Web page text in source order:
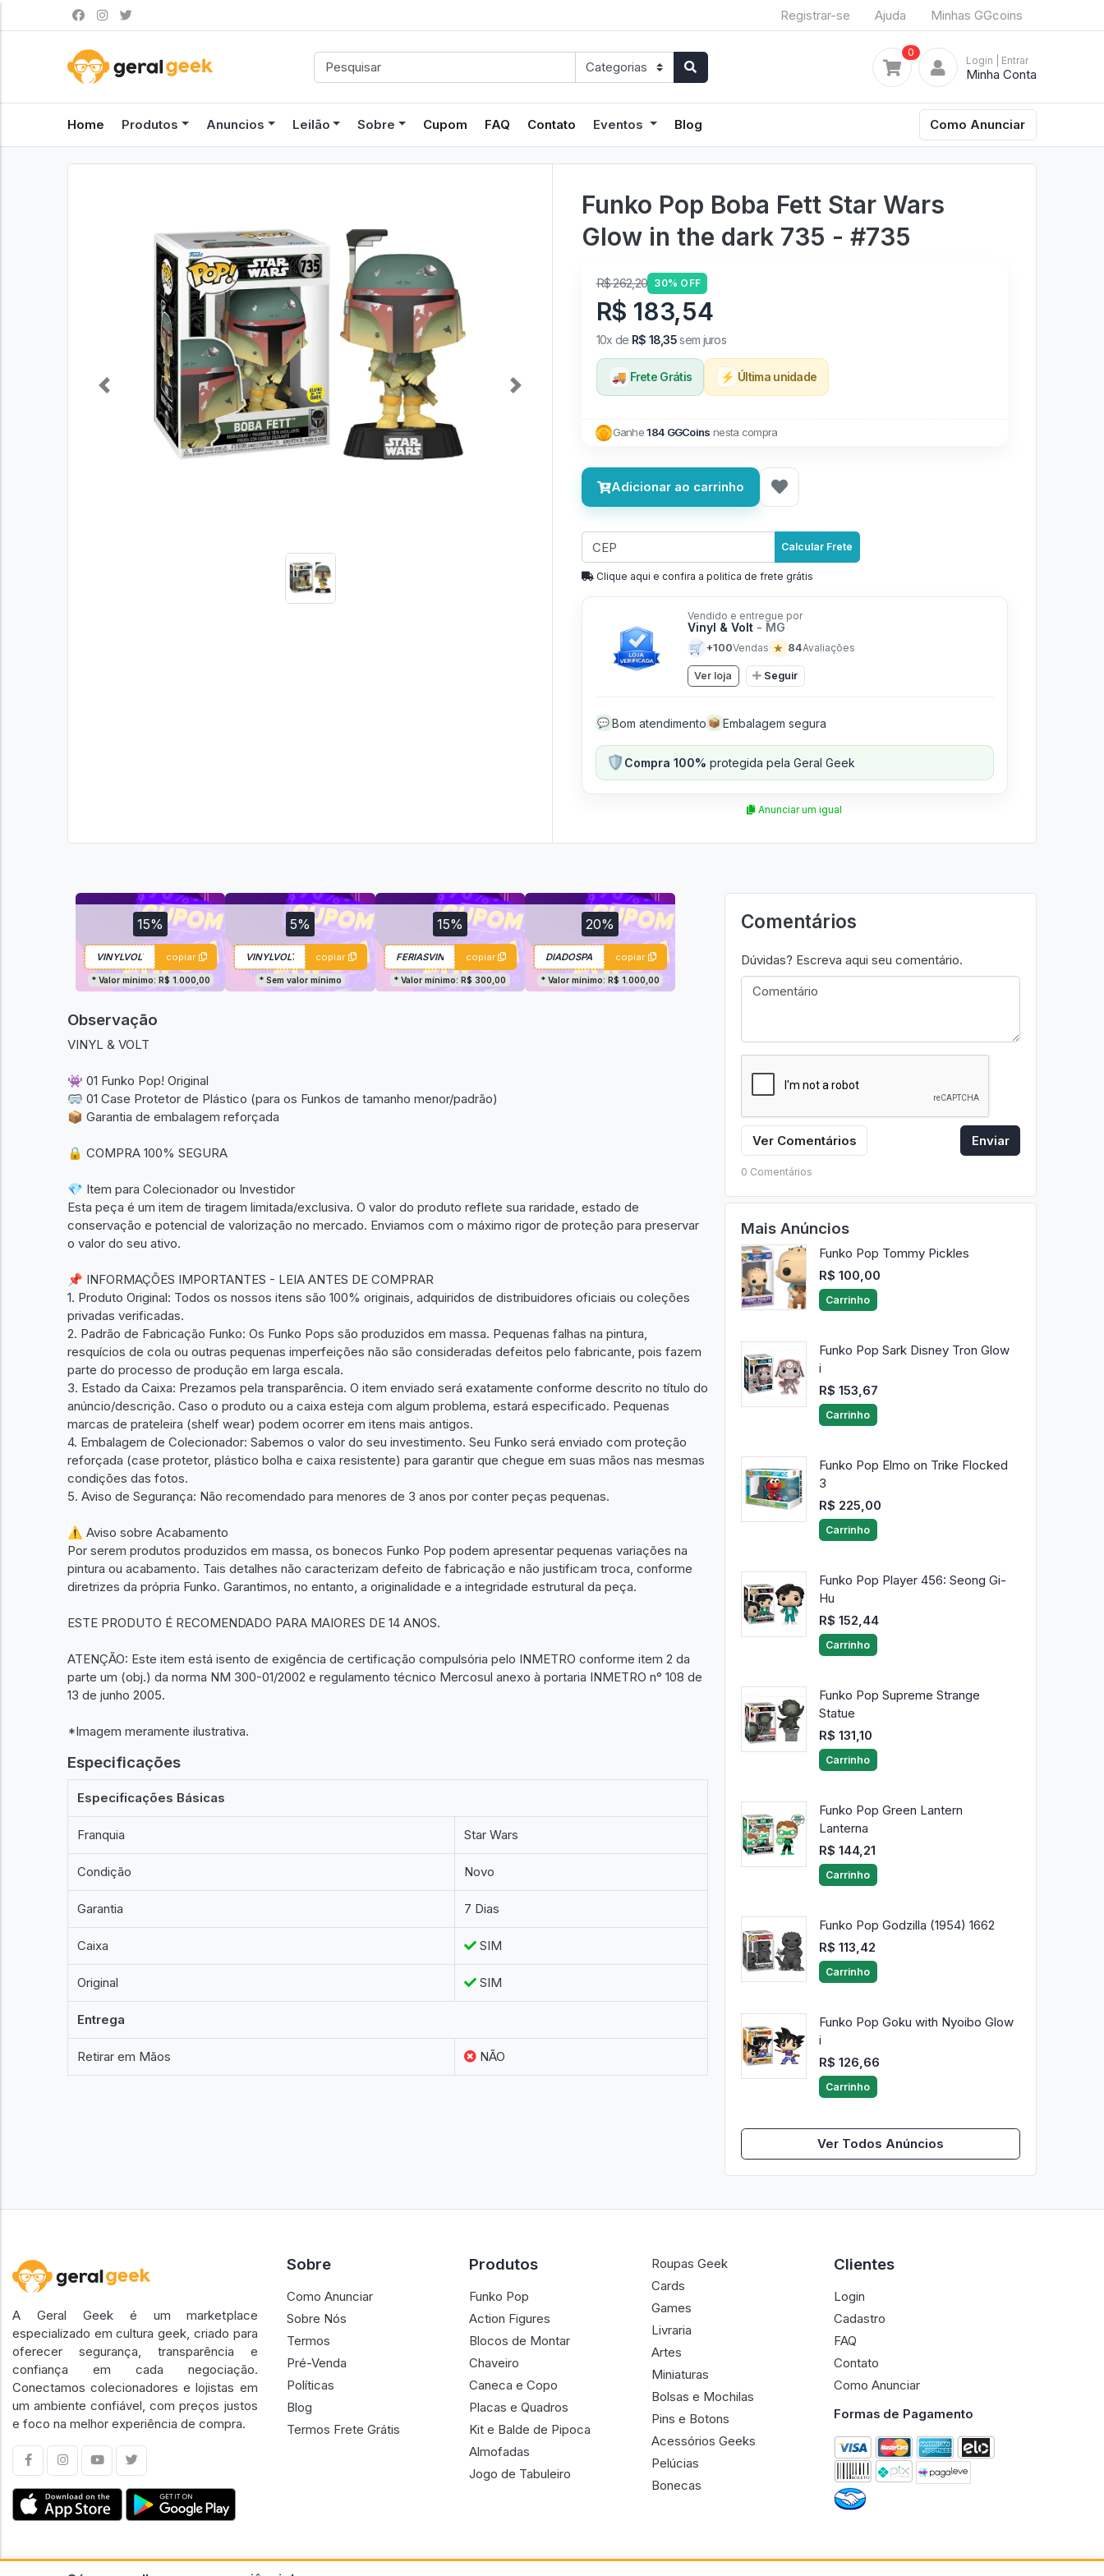
Registrar-se Ajuda Minhas GGcoins
0
Login | Entrar
Minha Conta
Home Produtos Anuncios Leilão Sobre Cupom FAQ Contato Eventos Blog Como Anunciar
Previous Next
Funko Pop Boba Fett Star Wars
Glow in the dark 735 - #735
R$ 262,20 30% OFF
R$ 183,54
10x de R$ 18,35sem juros
🚚 Frete Grátis ⚡ Última unidade
Ganhe184 GGCoins nesta compra
Adicionar ao carrinho
Calcular Frete
Clique aqui e confira a politíca de frete grátis
Vendido e entregue por
Vinyl & Volt - MG
🛒 +100Vendas ★ 84Avaliações
Ver loja Seguir
💬 Bom atendimento 📦 Embalagem segura
🛡️Compra 100% protegida pela Geral Geek
Anunciar um igual
15%
copiar
* Valor mínimo: R$ 1.000,00
5%
copiar
* Sem valor mínimo
15%
copiar
* Valor mínimo: R$ 300,00
20%
copiar
* Valor mínimo: R$ 1.000,00
Observação
VINYL & VOLT
👾 01 Funko Pop! Original
🥽 01 Case Protetor de Plástico (para os Funkos de tamanho menor/padrão)
📦 Garantia de embalagem reforçada
🔒 COMPRA 100% SEGURA
💎 Item para Colecionador ou Investidor
Esta peça é um item de tiragem limitada/exclusiva. O valor do produto reflete sua raridade, estado de
conservação e potencial de valorização no mercado. Enviamos com o máximo rigor de proteção para preservar
o valor do seu ativo.
📌 INFORMAÇÕES IMPORTANTES - LEIA ANTES DE COMPRAR
1. Produto Original: Todos os nossos itens são 100% originais, adquiridos de distribuidores oficiais ou coleções
privadas verificadas.
2. Padrão de Fabricação Funko: Os Funko Pops são produzidos em massa. Pequenas falhas na pintura,
resquícios de cola ou outras pequenas imperfeições não são consideradas defeitos pelo fabricante, pois fazem
parte do processo de produção em larga escala.
3. Estado da Caixa: Prezamos pela transparência. O item enviado será exatamente conforme descrito no título do
anúncio/descrição. Caso o produto ou a caixa esteja com algum problema, estará especificado. Pequenas
marcas de prateleira (shelf wear) podem ocorrer em itens mais antigos.
4. Embalagem de Colecionador: Sabemos o valor do seu investimento. Seu Funko será enviado com proteção
reforçada (case protetor, plástico bolha e caixa resistente) para garantir que chegue em suas mãos nas mesmas
condições das fotos.
5. Aviso de Segurança: Não recomendado para menores de 3 anos por conter peças pequenas.
⚠️ Aviso sobre Acabamento
Por serem produtos produzidos em massa, os bonecos Funko Pop podem apresentar pequenas variações na
pintura ou acabamento. Tais detalhes não caracterizam defeito de fabricação e não justificam troca, conforme
diretrizes da própria Funko. Garantimos, no entanto, a originalidade e a integridade estrutural da peça.
ESTE PRODUTO É RECOMENDADO PARA MAIORES DE 14 ANOS.
ATENÇÃO: Este item está isento de exigência de certificação compulsória pelo INMETRO conforme item 2 da
parte um (obj.) da norma NM 300-01/2002 e regulamento técnico Mercosul anexo à portaria INMETRO n° 108 de
13 de junho 2005.
*Imagem meramente ilustrativa.
Especificações
Especificações Básicas
Franquia Star Wars
Condição Novo
Garantia 7 Dias
Caixa SIM
Original SIM
Entrega
Retirar em Mãos NÃO
Comentários
Dúvidas? Escreva aqui seu comentário.
Ver Comentários Enviar
0 Comentários
Mais Anúncios
Funko Pop Tommy Pickles
R$ 100,00
Carrinho
Funko Pop Sark Disney Tron Glow
i
R$ 153,67
Carrinho
Funko Pop Elmo on Trike Flocked
3
R$ 225,00
Carrinho
Funko Pop Player 456: Seong Gi-
Hu
R$ 152,44
Carrinho
Funko Pop Supreme Strange
Statue
R$ 131,10
Carrinho
Funko Pop Green Lantern
Lanterna
R$ 144,21
Carrinho
Funko Pop Godzilla (1954) 1662
R$ 113,42
Carrinho
Funko Pop Goku with Nyoibo Glow
i
R$ 126,66
Carrinho
Ver Todos Anúncios
A Geral Geek é um marketplace
especializado em cultura geek, criado para
oferecer segurança, transparência e
confiança em cada negociação.
Conectamos colecionadores e lojistas em
um ambiente confiável, com preços justos
e foco na melhor experiência de compra.
Sobre
Como Anunciar
Sobre Nós
Termos
Pré-Venda
Políticas
Blog
Termos Frete Grátis
Produtos
Funko Pop
Action Figures
Blocos de Montar
Chaveiro
Caneca e Copo
Placas e Quadros
Kit e Balde de Pipoca
Almofadas
Jogo de Tabuleiro
Roupas Geek
Cards
Games
Livraria
Artes
Miniaturas
Bolsas e Mochilas
Pins e Botons
Acessórios Geeks
Pelúcias
Bonecas
Clientes
Login
Cadastro
FAQ
Contato
Como Anunciar
Formas de Pagamento